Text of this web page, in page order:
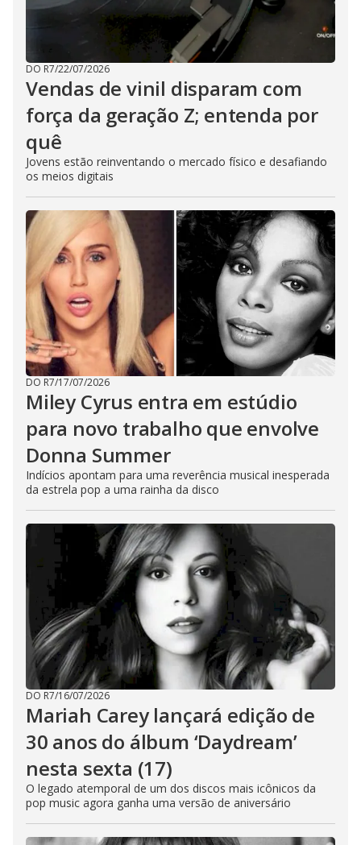
DO R7/22/07/2026
Vendas de vinil disparam com
força da geração Z; entenda por
quê
Jovens estão reinventando o mercado físico e desafiando
os meios digitais
DO R7/17/07/2026
Miley Cyrus entra em estúdio
para novo trabalho que envolve
Donna Summer
Indícios apontam para uma reverência musical inesperada
da estrela pop a uma rainha da disco
DO R7/16/07/2026
Mariah Carey lançará edição de
30 anos do álbum ‘Daydream’
nesta sexta (17)
O legado atemporal de um dos discos mais icônicos da
pop music agora ganha uma versão de aniversário